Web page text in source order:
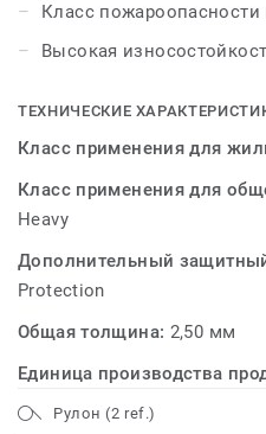
Класс
Высокая
ТЕХНИЧЕСКИЕ
Класс применения для
Класс применения для
Heavy
Дополнительный
Protection
Общая толщина: 2,50 мм
Единица производства
Рулон (2 ref.)